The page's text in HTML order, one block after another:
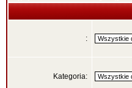
:
Kategoria: